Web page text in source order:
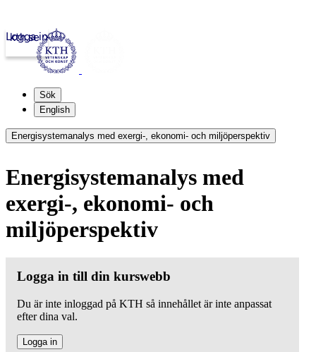
kth.se
Logga in
Sök
English
Energisystemanalys med exergi-, ekonomi- och miljöperspektiv
Energisystemanalys med
exergi-, ekonomi- och
miljöperspektiv
Logga in till din kurswebb
Du är inte inloggad på KTH så innehållet är inte anpassat
efter dina val.
Logga in